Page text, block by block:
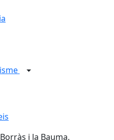
i la Bauma.